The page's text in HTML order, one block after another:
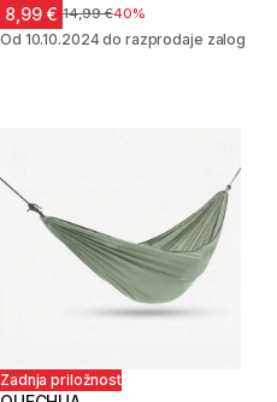
8,99 € Cena pred znižanjem
14,99 €40%
Od 10.10.2024 do razprodaje zalog
Zadnja priložnost